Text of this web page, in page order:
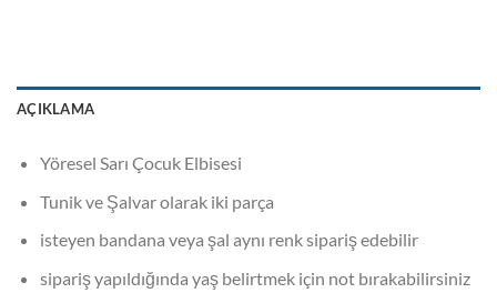
AÇIKLAMA
Yöresel Sarı Çocuk Elbisesi
Tunik ve Şalvar olarak iki parça
isteyen bandana veya şal aynı renk sipariş edebilir
sipariş yapıldığında yaş belirtmek için not bırakabilirsiniz